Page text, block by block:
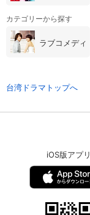
カテゴリーから探す
ラブコメディ
台湾ドラマトップへ
iOS版アプリ